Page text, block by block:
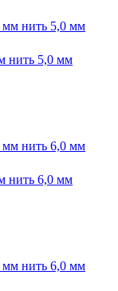
нить 5,0 мм
нить 6,0 мм